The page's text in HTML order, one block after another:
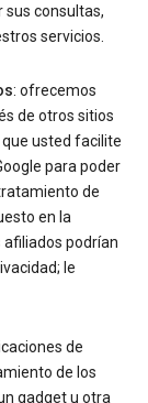
sus consultas,
servicios.
: ofrecemos
de otros sitios
usted facilite
para poder
de
en la
afiliados podrían
le
de
de los
gadget u otra